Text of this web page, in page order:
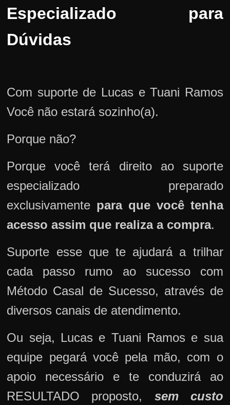
Especializado para
Dúvidas
Com suporte de Lucas e Tuani Ramos
Você não estará sozinho(a).
Porque não?
Porque você terá direito ao suporte
especializado preparado
exclusivamente para que você tenha
acesso assim que realiza a compra.
Suporte esse que te ajudará a trilhar
cada passo rumo ao sucesso com
Método Casal de Sucesso, através de
diversos canais de atendimento.
Ou seja, Lucas e Tuani Ramos e sua
equipe pegará você pela mão, com o
apoio necessário e te conduzirá ao
RESULTADO proposto, sem custo